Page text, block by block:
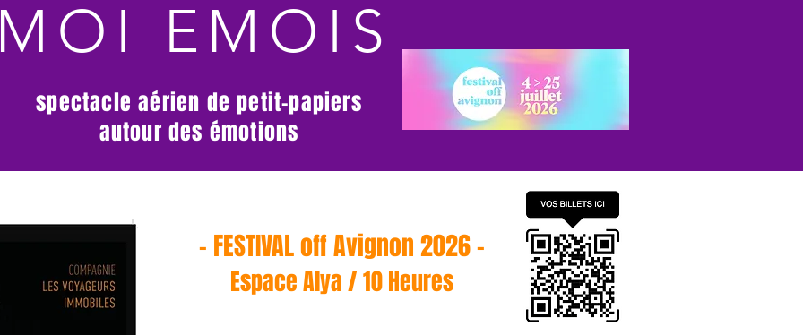
MOI EMOIS
spectacle aérien de petit-papiers
autour des émotions
- FESTIVAL off Avignon 2026 -
Espace Alya / 10 Heures